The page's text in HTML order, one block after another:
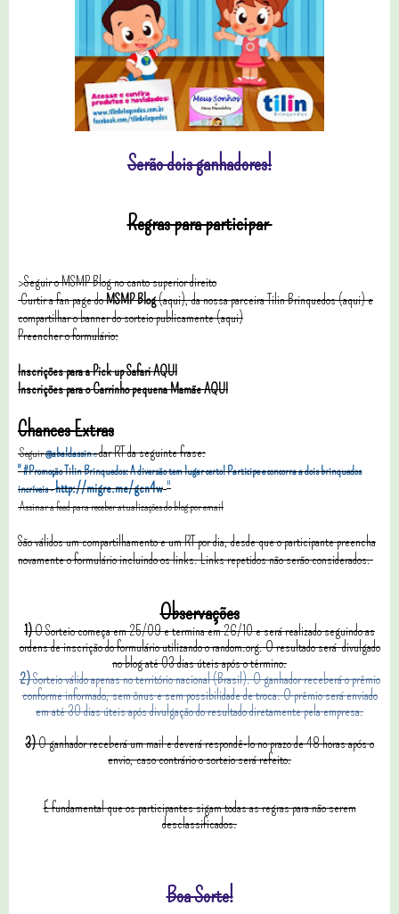
Serão dois ganhadores!
Regras para participar
>Seguir o MSMP Blog no canto superior direito
Curtir a fan page doMSMPBlog(aqui), da nossa parceira Tilin Brinquedos(aqui)e
compartilhar o banner do sorteio publicamente (aqui)
Preencher o formulário:
Inscrições para a Pick up Safari AQUI
Inscrições para o Carrinho pequena Mamãe AQUI
Chances Extras
Seguir@abaldassinedar RT da seguinte frase:
" #Promoção Tilin Brinquedos: A diversão tem lugar certo! Participe e concorra a dois brinquedos
incríveis -http://migre.me/gcn4w "
Assinar a feed para receber atualizações do blog por email
São válidos um compartilhamento e um RT por dia, desde que o participante preencha
novamente o formulário incluindo os links. Links repetidos não serão considerados.
Observações
1)O Sorteio começa em 25/09 e termina em 26/10 e será realizado seguindo as
ordens de inscrição do formulário utilizando o random.org. O resultado será divulgado
no blog até 03 dias úteis após o término.
2)Sorteio válido apenas no território nacional (Brasil). O ganhador receberá o prêmio
conforme informado, sem ônus e sem possibilidade de troca. O prêmio será enviado
em até 30 dias úteis após divulgação do resultado diretamente pela empresa.
3)O ganhador receberá um mail e deverá respondê-lo no prazo de 48 horas após o
envio, caso contrário o sorteio será refeito.
É fundamental que os participantes sigam todas as regras para não serem
desclassificados.
Boa Sorte!